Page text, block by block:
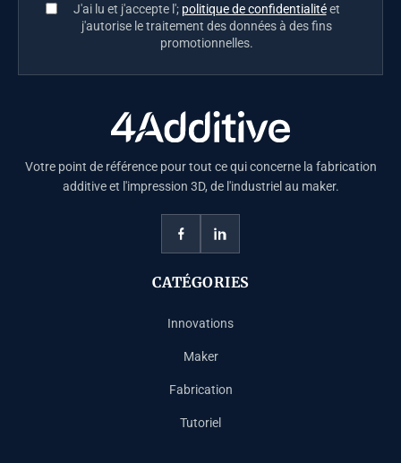
J'ai lu et j'accepte l'; politique de confidentialitéet
j'autorise le traitement des données à des fins
promotionnelles.
Votre point de référence pour tout ce qui concerne la fabrication
additive et l'impression 3D, de l'industriel au maker.
CATÉGORIES
Innovations
Maker
Fabrication
Tutoriel